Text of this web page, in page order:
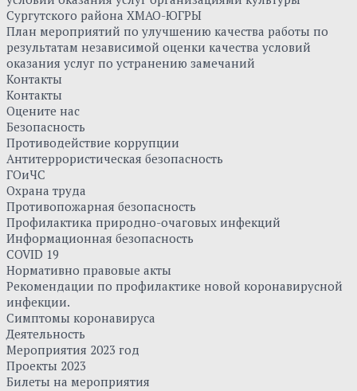
Сургутского района ХМАО-ЮГРЫ
План мероприятий по улучшению качества работы по
результатам независимой оценки качества условий
оказания услуг по устранению замечаний
Контакты
Контакты
Оцените нас
Безопасность
Противодействие коррупции
Антитеррористическая безопасность
ГОиЧС
Охрана труда
Противопожарная безопасность
Профилактика природно-очаговых инфекций
Информационная безопасность
COVID 19
Нормативно правовые акты
Рекомендации по профилактике новой коронавирусной
инфекции.
Симптомы коронавируса
Деятельность
Мероприятия 2023 год
Проекты 2023
Билеты на мероприятия